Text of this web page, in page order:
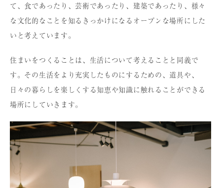
て、⾷であったり、芸術であったり、建築であったり、様々
な⽂化的なことを知るきっかけになるオープンな場所にした
いと考えています。
住まいをつくることは、⽣活について考えることと同義で
す。その⽣活をより充実したものにするための、道具や、
⽇々の暮らしを楽しくする知恵や知識に触れることができる
場所にしていきます。